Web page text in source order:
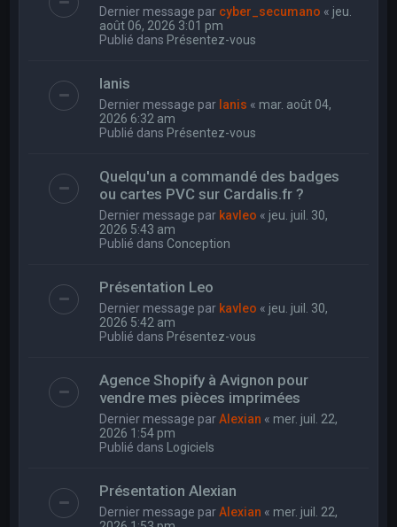
Dernier message par cyber_secumano « jeu.
août 06, 2026 3:01 pm
Publié dans Présentez-vous
Ianis
Dernier message par Ianis « mar. août 04,
2026 6:32 am
Publié dans Présentez-vous
Quelqu'un a commandé des badges
ou cartes PVC sur Cardalis.fr ?
Dernier message par kavleo « jeu. juil. 30,
2026 5:43 am
Publié dans Conception
Présentation Leo
Dernier message par kavleo « jeu. juil. 30,
2026 5:42 am
Publié dans Présentez-vous
Agence Shopify à Avignon pour
vendre mes pièces imprimées
Dernier message parAlexian « mer. juil. 22,
2026 1:54 pm
Publié dans Logiciels
Présentation Alexian
Dernier message parAlexian « mer. juil. 22,